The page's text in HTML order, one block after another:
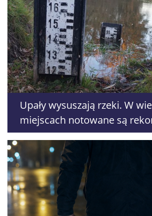
Upały wysuszają rzeki. W
miejscach notowane są
niskie stany wód